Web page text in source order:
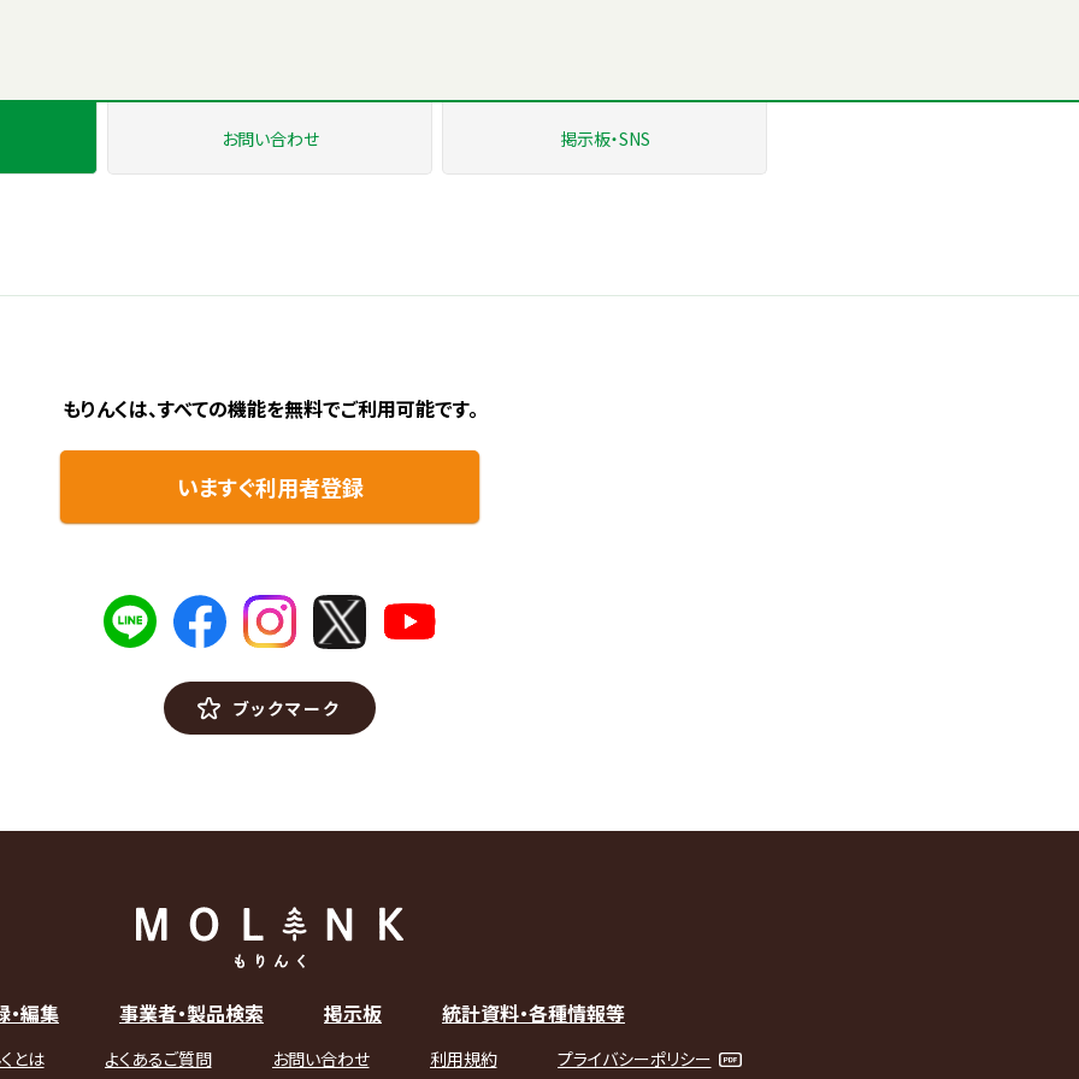
お問い合わせ 掲示板・SNS
もりんくは、すべての機能を無料でご利用可能です。
いますぐ利用者登録
ブックマーク
編集 事業者・製品検索 掲示板 統計資料・各種情報等
とは よくあるご質問 お問い合わせ 利用規約 プライバシーポリシー